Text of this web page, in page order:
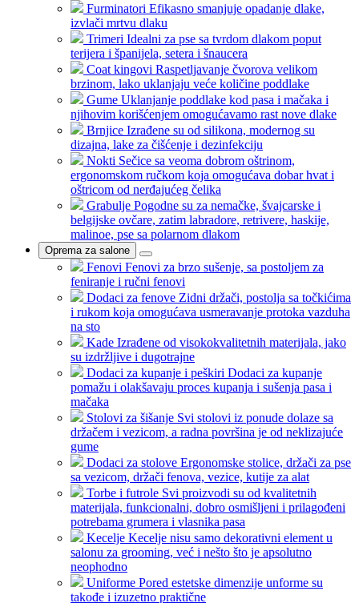
Furminatori Efikasno smanjuje opadanje dlake,
izvlači mrtvu dlaku
Trimeri Idealni za pse sa tvrdom dlakom poput
terijera i španijela, setera i šnaucera
Coat kingovi Raspetljavanje čvorova velikom
brzinom, lako uklanjaju veće količine poddlake
Gume Uklanjanje poddlake kod pasa i mačaka i
njihovim korišćenjem omogućavamo rast nove dlake
Brnjice Izrađene su od silikona, modernog su
dizajna, lake za čišćenje i dezinfekciju
Nokti Sečice sa veoma dobrom oštrinom,
ergonomskom ručkom koja omogućava dobar hvat i
oštricom od nerđajućeg čelika
Grabulje Pogodne su za nemačke, švajcarske i
belgijske ovčare, zatim labradore, retrivere, haskije,
malinoe, pse sa polarnom dlakom
Oprema za salone
Fenovi Fenovi za brzo sušenje, sa postoljem za
feniranje i ručni fenovi
Dodaci za fenove Zidni držači, postolja sa točkićima
i rukom koja omogućava usmeravanje protoka vazduha
na sto
Kade Izrađene od visokokvalitetnih materijala, jako
su izdržljive i dugotrajne
Dodaci za kupanje i peškiri Dodaci za kupanje
pomažu i olakšavaju proces kupanja i sušenja pasa i
mačaka
Stolovi za šišanje Svi stolovi iz ponude dolaze sa
držačem i vezicom, a radna površina je od neklizajuće
gume
Dodaci za stolove Ergonomske stolice, držači za pse
sa vezicom, držači fenova, vezice, kutije za alat
Torbe i futrole Svi proizvodi su od kvalitetnih
materijala, funkcionalni, dobro osmišljeni i prilagođeni
potrebama grumera i vlasnika pasa
Kecelje Kecelje nisu samo dekorativni element u
salonu za grooming, već i nešto što je apsolutno
neophodno
Uniforme Pored estetske dimenzije unforme su
takođe i izuzetno praktične